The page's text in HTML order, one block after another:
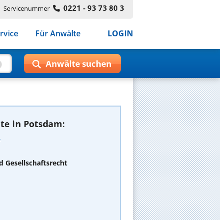
Servicenummer 0221 - 93 73 80 3
Für Anwälte LOGIN
in Potsdam:
Gesellschaftsrecht